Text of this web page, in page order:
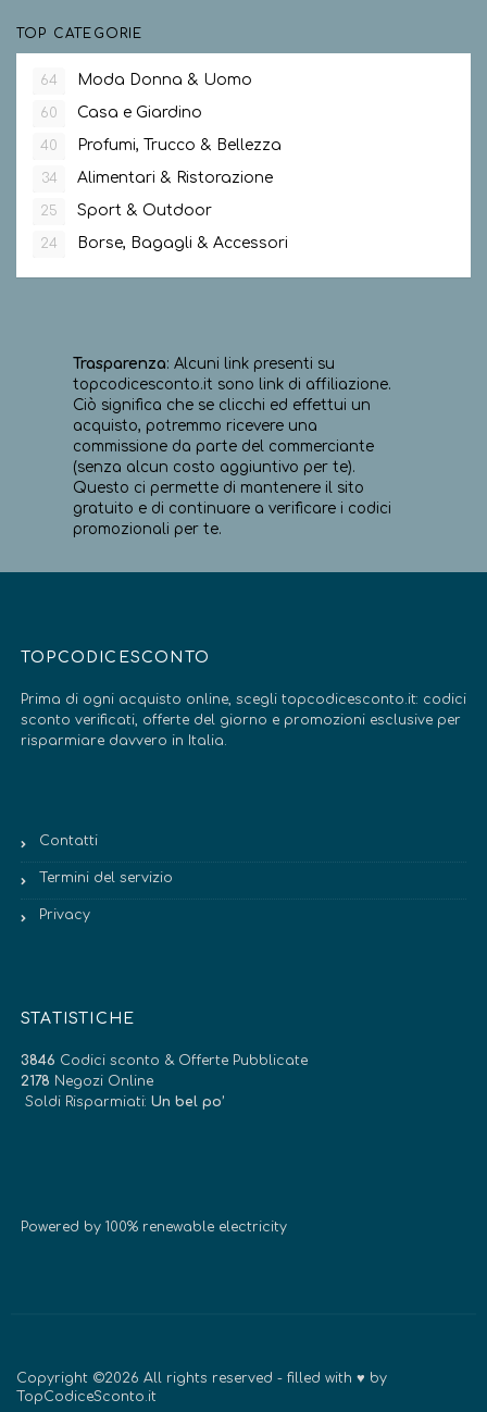
TOP CATEGORIE
64 Moda Donna & Uomo
60 Casa e Giardino
40 Profumi, Trucco & Bellezza
34 Alimentari & Ristorazione
25 Sport & Outdoor
24 Borse, Bagagli & Accessori
Trasparenza: Alcuni link presenti su
topcodicesconto.it sono link di affiliazione.
Ciò significa che se clicchi ed effettui un
acquisto, potremmo ricevere una
commissione da parte del commerciante
(senza alcun costo aggiuntivo per te).
Questo ci permette di mantenere il sito
gratuito e di continuare a verificare i codici
promozionali per te.
TOPCODICESCONTO
Prima di ogni acquisto online, scegli topcodicesconto.it: codici
sconto verificati, offerte del giorno e promozioni esclusive per
risparmiare davvero in Italia.
Contatti
Termini del servizio
Privacy
STATISTICHE
3846 Codici sconto & Offerte Pubblicate
2178 Negozi Online
Soldi Risparmiati: Un bel po’
Powered by 100% renewable electricity
Copyright ©2026 All rights reserved - filled with ♥ by
TopCodiceSconto.it